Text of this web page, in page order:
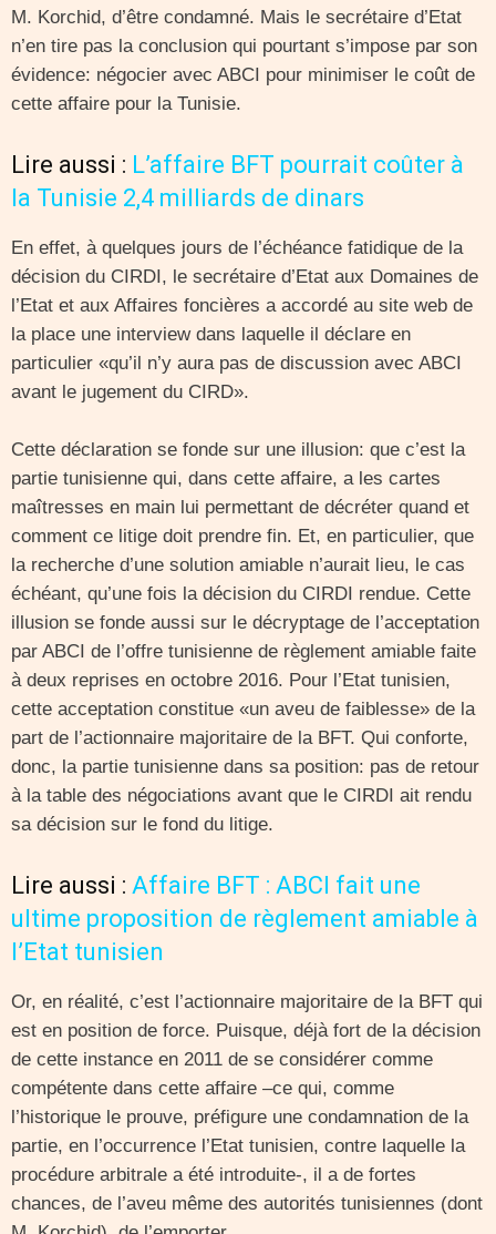
M. Korchid, d’être condamné. Mais le secrétaire d’Etat
n’en tire pas la conclusion qui pourtant s’impose par son
évidence: négocier avec ABCI pour minimiser le coût de
cette affaire pour la Tunisie.
Lire aussi : L’affaire BFT pourrait coûter à
la Tunisie 2,4 milliards de dinars
En effet, à quelques jours de l’échéance fatidique de la
décision du CIRDI, le secrétaire d’Etat aux Domaines de
l’Etat et aux Affaires foncières a accordé au site web de
la place une interview dans laquelle il déclare en
particulier «qu’il n’y aura pas de discussion avec ABCI
avant le jugement du CIRD».
Cette déclaration se fonde sur une illusion: que c’est la
partie tunisienne qui, dans cette affaire, a les cartes
maîtresses en main lui permettant de décréter quand et
comment ce litige doit prendre fin. Et, en particulier, que
la recherche d’une solution amiable n’aurait lieu, le cas
échéant, qu’une fois la décision du CIRDI rendue. Cette
illusion se fonde aussi sur le décryptage de l’acceptation
par ABCI de l’offre tunisienne de règlement amiable faite
à deux reprises en octobre 2016. Pour l’Etat tunisien,
cette acceptation constitue «un aveu de faiblesse» de la
part de l’actionnaire majoritaire de la BFT. Qui conforte,
donc, la partie tunisienne dans sa position: pas de retour
à la table des négociations avant que le CIRDI ait rendu
sa décision sur le fond du litige.
Lire aussi : Affaire BFT : ABCI fait une
ultime proposition de règlement amiable à
l’Etat tunisien
Or, en réalité, c’est l’actionnaire majoritaire de la BFT qui
est en position de force. Puisque, déjà fort de la décision
de cette instance en 2011 de se considérer comme
compétente dans cette affaire –ce qui, comme
l’historique le prouve, préfigure une condamnation de la
partie, en l’occurrence l’Etat tunisien, contre laquelle la
procédure arbitrale a été introduite-, il a de fortes
chances, de l’aveu même des autorités tunisiennes (dont